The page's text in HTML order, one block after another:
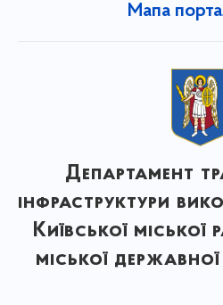
Мапа
Департамент
інфраструктури
Київської міської
міської державної